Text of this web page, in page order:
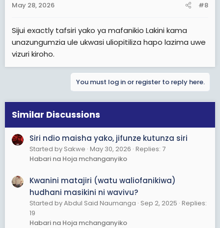
s
May 28, 2026 #8
Sijui exactly tafsiri yako ya mafanikio Lakini kama
unazungumzia ule ukwasi uliopitiliza hapo lazima uwe
vizuri kiroho.
You must log in or register to reply here.
Similar Discussions
Siri ndio maisha yako, jifunze kutunza siri
Started by Sakwe May 30, 2026 Replies: 7
Habari na Hoja mchanganyiko
Kwanini matajiri (watu waliofanikiwa)
hudhani masikini ni wavivu?
Started by Abdul Said Naumanga Sep 2, 2025 Replies:
19
Habari na Hoja mchanganyiko